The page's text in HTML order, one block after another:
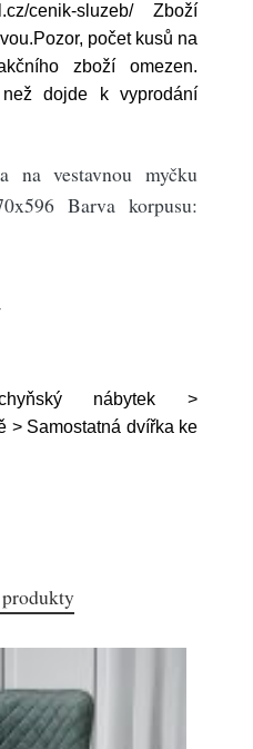
cenik-sluzeb/ Zboží
počet kusů na
zboží omezen.
dojde k vyprodání
na vestavnou myčku
Barva korpusu:
nábytek >
> Samostatná dvířka ke